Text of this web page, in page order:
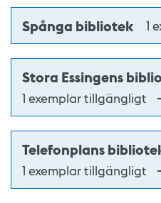
Spånga bibliotek 1
Stora Essingens
1 exemplar tillgängligt
Telefonplans
1 exemplar tillgängligt